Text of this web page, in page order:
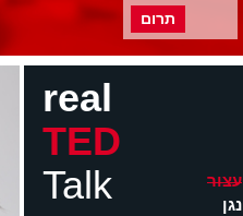
תרום
real
TED
Talk
עצור
נגן